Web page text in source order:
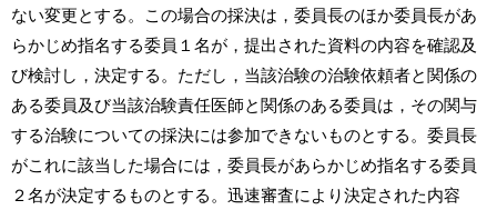
ない変更とする。この場合の採決は，委員長のほか委員長があ
らかじめ指名する委員１名が，提出された資料の内容を確認及
び検討し，決定する。ただし，当該治験の治験依頼者と関係の
ある委員及び当該治験責任医師と関係のある委員は，その関与
する治験についての採決には参加できないものとする。委員長
がこれに該当した場合には，委員長があらかじめ指名する委員
２名が決定するものとする。迅速審査により決定された内容